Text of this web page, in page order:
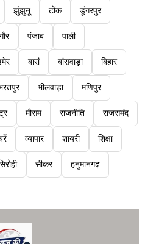
झुंझुनू टोंक डूंगरपुर
पंजाब पाली
बारां बांसवाड़ा बिहार
भीलवाड़ा मणिपुर
मौसम राजनीति राजसमंद
व्यापार शायरी शिक्षा
सीकर हनुमानगढ़